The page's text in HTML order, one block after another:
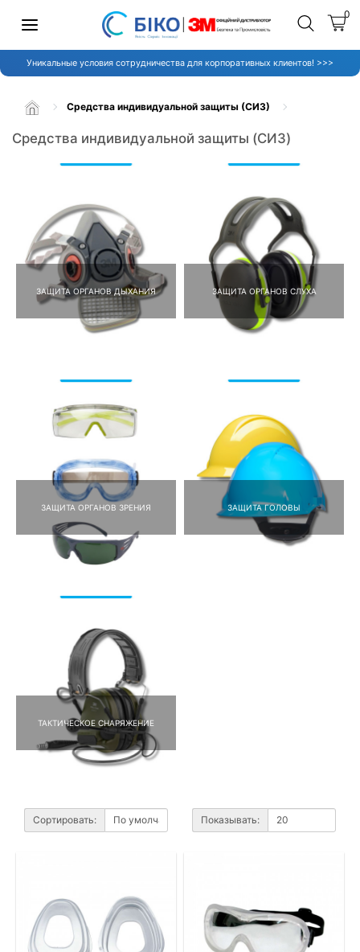
0
Уникальные условия сотрудничества для корпоративных клиентов! >>>
Средства индивидуальной защиты (СИЗ)
Средства индивидуальной защиты (СИЗ)
ЗАЩИТА ОРГАНОВ ДЫХАНИЯ ЗАЩИТА ОРГАНОВ СЛУХА
ЗАЩИТА ОРГАНОВ ЗРЕНИЯ ЗАЩИТА ГОЛОВЫ
ТАКТИЧЕСКОЕ СНАРЯЖЕНИЕ
Сортировать: Показывать: